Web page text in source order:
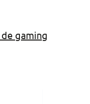
gaming